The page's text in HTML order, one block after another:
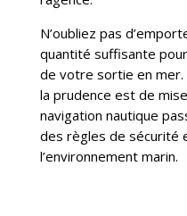
N’oubliez pas
quantité suffisante
de votre sortie en mer.
la prudence est de
navigation nautique
des règles de sécurité
l’environnement marin.